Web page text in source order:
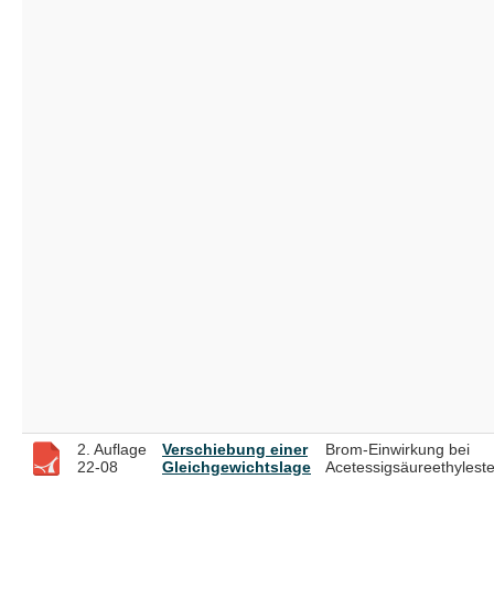
2. Auflage
22-08
Verschiebung einer
Gleichgewichtslage
Brom-Einwirkung bei